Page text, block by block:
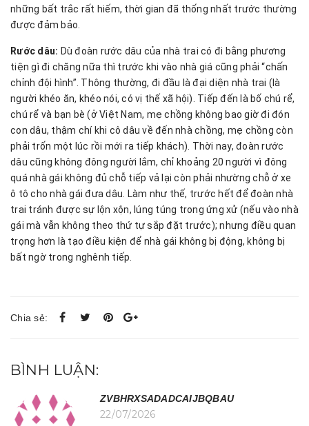
những bất trắc rất hiếm, thời gian đã thống nhất trước thường
được đảm bảo.
Rước dâu: Dù đoàn rước dâu của nhà trai có đi bằng phương
tiện gì đi chăng nữa thì trước khi vào nhà giá cũng phải “chấn
chỉnh đội hình”. Thông thường, đi đầu là đại diện nhà trai (là
người khéo ăn, khéo nói, có vị thế xã hội). Tiếp đến là bố chú rể,
chú rể và bạn bè (ở Việt Nam, mẹ chồng không bao giờ đi đón
con dâu, thậm chí khi cô dâu về đến nhà chồng, mẹ chồng còn
phải trốn một lúc rồi mới ra tiếp khách). Thời nay, đoàn rước
dâu cũng không đông người lắm, chỉ khoảng 20 người vì đông
quá nhà gái không đủ chỗ tiếp vả lại còn phải nhường chỗ ở xe
ô tô cho nhà gái đưa dâu. Làm như thế, trước hết để đoàn nhà
trai tránh được sự lộn xộn, lúng túng trong ứng xử (nếu vào nhà
gái mà vẫn không theo thứ tự sắp đặt trước); nhưng điều quan
trọng hơn là tạo điều kiện để nhà gái không bị động, không bị
bất ngờ trong nghênh tiếp.
Chia sẻ:
BÌNH LUẬN:
ZVBHRXSADADCAIJBQBAU
22/07/2026